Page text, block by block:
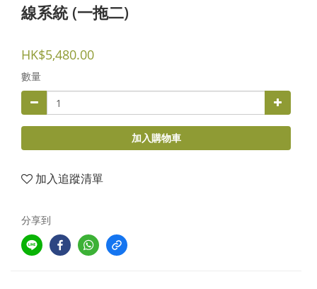
線系統 (一拖二)
HK$5,480.00
數量
加入購物車
加入追蹤清單
分享到